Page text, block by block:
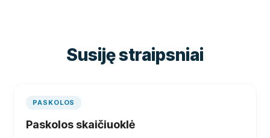
Susiję straipsniai
PASKOLOS
Paskolos skaičiuoklė